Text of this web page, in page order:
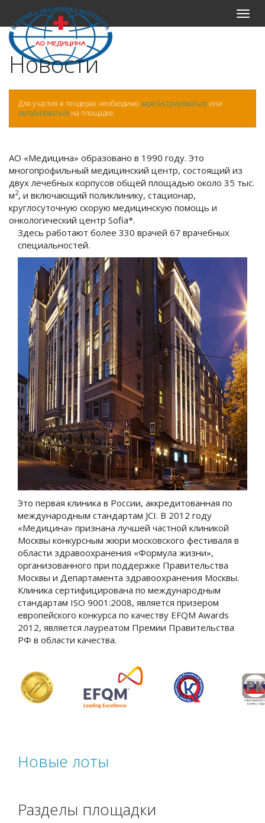
Меню
Новости
Для участия в тендерах необходимозарегистрироваться или
авторизоваться на площадке.
АО «Медицина» образовано в 1990 году. Это
многопрофильный медицинский центр, состоящий из
двух лечебных корпусов общей площадью около 35 тыс.
м2, и включающий поликлинику, стационар,
круглосуточную скорую медицинскую помощь и
онкологический центр Sofia*.
Здесь работают более 330 врачей 67 врачебных
специальностей.
Это первая клиника в России, аккредитованная по
международным стандартам JCI. В 2012 году
«Медицина» признана лучшей частной клиникой
Москвы конкурсным жюри московского фестиваля в
области здравоохранения «Формула жизни»,
организованного при поддержке Правительства
Москвы и Департамента здравоохранения Москвы.
Клиника сертифицирована по международным
стандартам ISO 9001:2008, является призером
европейского конкурса по качеству EFQM Awards
2012, является лауреатом Премии Правительства
РФ в области качества.
Новые лоты
Разделы площадки